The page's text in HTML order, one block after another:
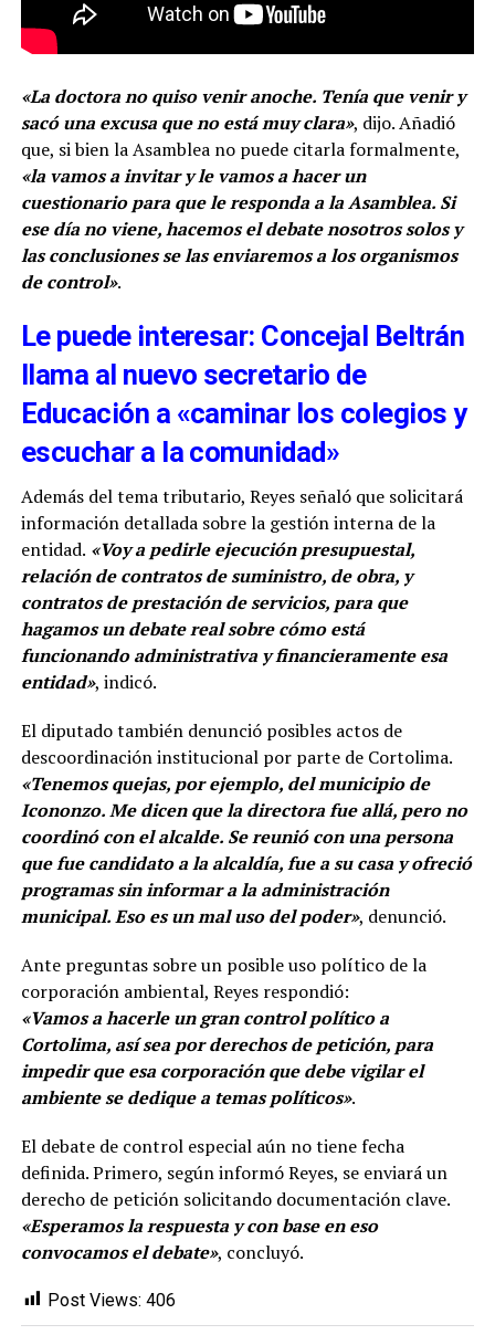
«La doctora no quiso venir anoche. Tenía que venir y
sacó una excusa que no está muy clara», dijo. Añadió
que, si bien la Asamblea no puede citarla formalmente,
«la vamos a invitar y le vamos a hacer un
cuestionario para que le responda a la Asamblea. Si
ese día no viene, hacemos el debate nosotros solos y
las conclusiones se las enviaremos a los organismos
de control».
Le puede interesar: Concejal Beltrán
llama al nuevo secretario de
Educación a «caminar los colegios y
escuchar a la comunidad»
Además del tema tributario, Reyes señaló que solicitará
información detallada sobre la gestión interna de la
entidad. «Voy a pedirle ejecución presupuestal,
relación de contratos de suministro, de obra, y
contratos de prestación de servicios, para que
hagamos un debate real sobre cómo está
funcionando administrativa y financieramente esa
entidad», indicó.
El diputado también denunció posibles actos de
descoordinación institucional por parte de Cortolima.
«Tenemos quejas, por ejemplo, del municipio de
Icononzo. Me dicen que la directora fue allá, pero no
coordinó con el alcalde. Se reunió con una persona
que fue candidato a la alcaldía, fue a su casa y ofreció
programas sin informar a la administración
municipal. Eso es un mal uso del poder», denunció.
Ante preguntas sobre un posible uso político de la
corporación ambiental, Reyes respondió:
«Vamos a hacerle un gran control político a
Cortolima, así sea por derechos de petición, para
impedir que esa corporación que debe vigilar el
ambiente se dedique a temas políticos».
El debate de control especial aún no tiene fecha
definida. Primero, según informó Reyes, se enviará un
derecho de petición solicitando documentación clave.
«Esperamos la respuesta y con base en eso
convocamos el debate», concluyó.
Post Views: 406